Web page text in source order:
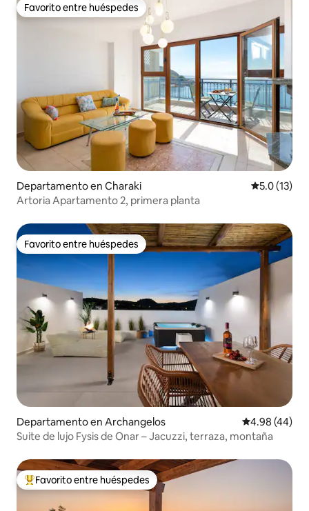
Favorito entre huéspedes
Favorito entre huéspedes
Departamento en Charaki Calificación
5.0 (13)
Artoria Apartamento 2, primera planta
Favorito entre huéspedes
Favorito entre huéspedes
Departamento en Archangelos Calificación
4.98 (44)
Suite de lujo Fysis de Onar – Jacuzzi, terraza, montaña
De los mejores en Favorito entre huéspedes
Favorito entre huéspedes